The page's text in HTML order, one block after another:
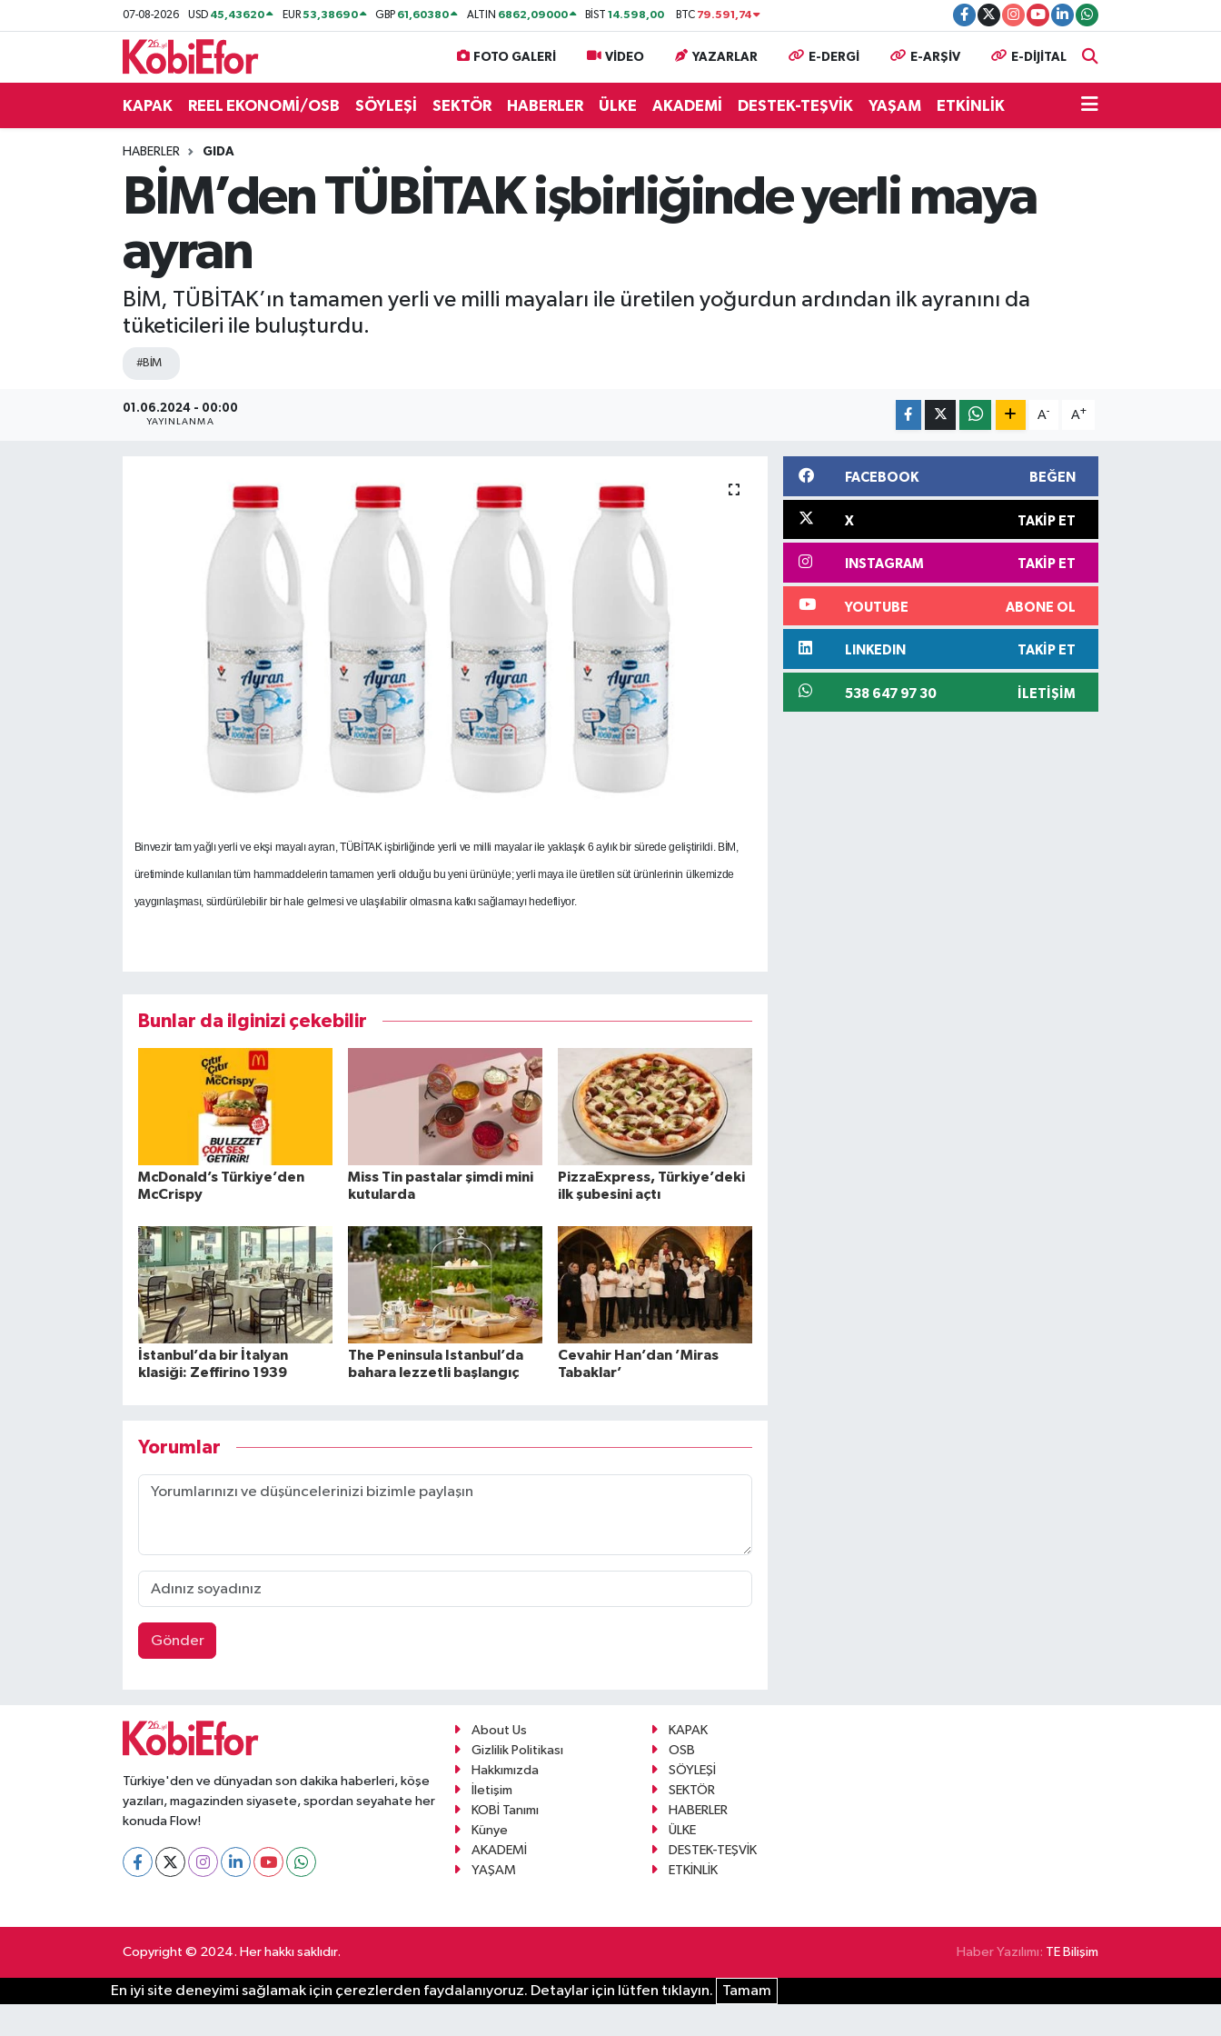
07-08-2026 USD 45,43620 EUR53,38690 GBP 61,60380 ALTIN 6862,09000 BİST14.598,00 BTC 79.591,74
FOTO GALERİ VİDEO YAZARLAR E-DERGİ E-ARŞİV E-DİJİTAL
KAPAK REEL EKONOMİ/OSB SÖYLEŞİ SEKTÖR HABERLER ÜLKE AKADEMİ DESTEK-TEŞVİK YAŞAM ETKİNLİK
HABERLER GIDA
BİM’den TÜBİTAK işbirliğinde yerli maya
ayran
BİM, TÜBİTAK’ın tamamen yerli ve milli mayaları ile üretilen yoğurdun ardından ilk ayranını da
tüketicileri ile buluşturdu.
#BİM
01.06.2024 - 00:00
YAYINLANMA
A- A+
Binvezir tam yağlı yerli ve ekşi mayalı ayran, TÜBİTAK işbirliğinde yerli ve milli mayalar ile yaklaşık 6 aylık bir sürede geliştirildi. BİM,
üretiminde kullanılan tüm hammaddelerin tamamen yerli olduğu bu yeni ürünüyle; yerli maya ile üretilen süt ürünlerinin ülkemizde
yaygınlaşması, sürdürülebilir bir hale gelmesi ve ulaşılabilir olmasına katkı sağlamayı hedefliyor.
Bunlar da ilginizi çekebilir
McDonald’s Türkiye’den
McCrispy
Miss Tin pastalar şimdi mini
kutularda
PizzaExpress, Türkiye’deki
ilk şubesini açtı
İstanbul’da bir İtalyan
klasiği: Zeffirino 1939
The Peninsula Istanbul’da
bahara lezzetli başlangıç
Cevahir Han’dan ’Miras
Tabaklar’
Yorumlar
Gönder
FACEBOOK BEĞEN
X TAKIP ET
INSTAGRAM TAKIP ET
YOUTUBE ABONE OL
LINKEDIN TAKIP ET
538 647 97 30 İLETIŞIM
Türkiye'den ve dünyadan son dakika haberleri, köşe
yazıları, magazinden siyasete, spordan seyahate her
konuda Flow!
About Us
KAPAK
Gizlilik Politikası
OSB
Hakkımızda
SÖYLEŞİ
İletişim
SEKTÖR
KOBİ Tanımı
HABERLER
Künye
ÜLKE
AKADEMİ
DESTEK-TEŞVİK
YAŞAM
ETKİNLİK
Copyright © 2024. Her hakkı saklıdır. Haber Yazılımı: TE Bilişim
En iyi site deneyimi sağlamak için çerezlerden faydalanıyoruz. Detaylar için lütfen tıklayın. Tamam
BİLİŞİM PANO
HABERLER